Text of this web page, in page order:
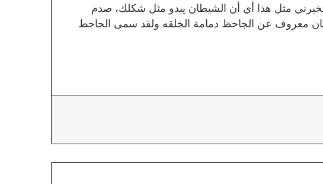
مثل هذا أي أن الشيطان يبدو مثل شكلك، صدم
معروف عن الجاحظ دمامة الخلقه ولقد سمى الجاحظ